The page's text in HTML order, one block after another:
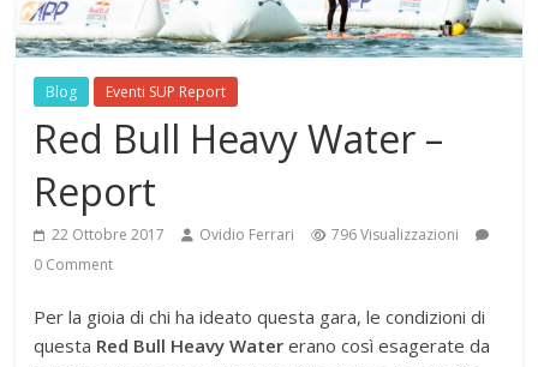
Blog Eventi SUP Report
Red Bull Heavy Water –
Report
22 Ottobre 2017 Ovidio Ferrari
796 Visualizzazioni
0 Comment
Per la gioia di chi ha ideato questa gara, le condizioni di
questa Red Bull Heavy Water erano così esagerate da